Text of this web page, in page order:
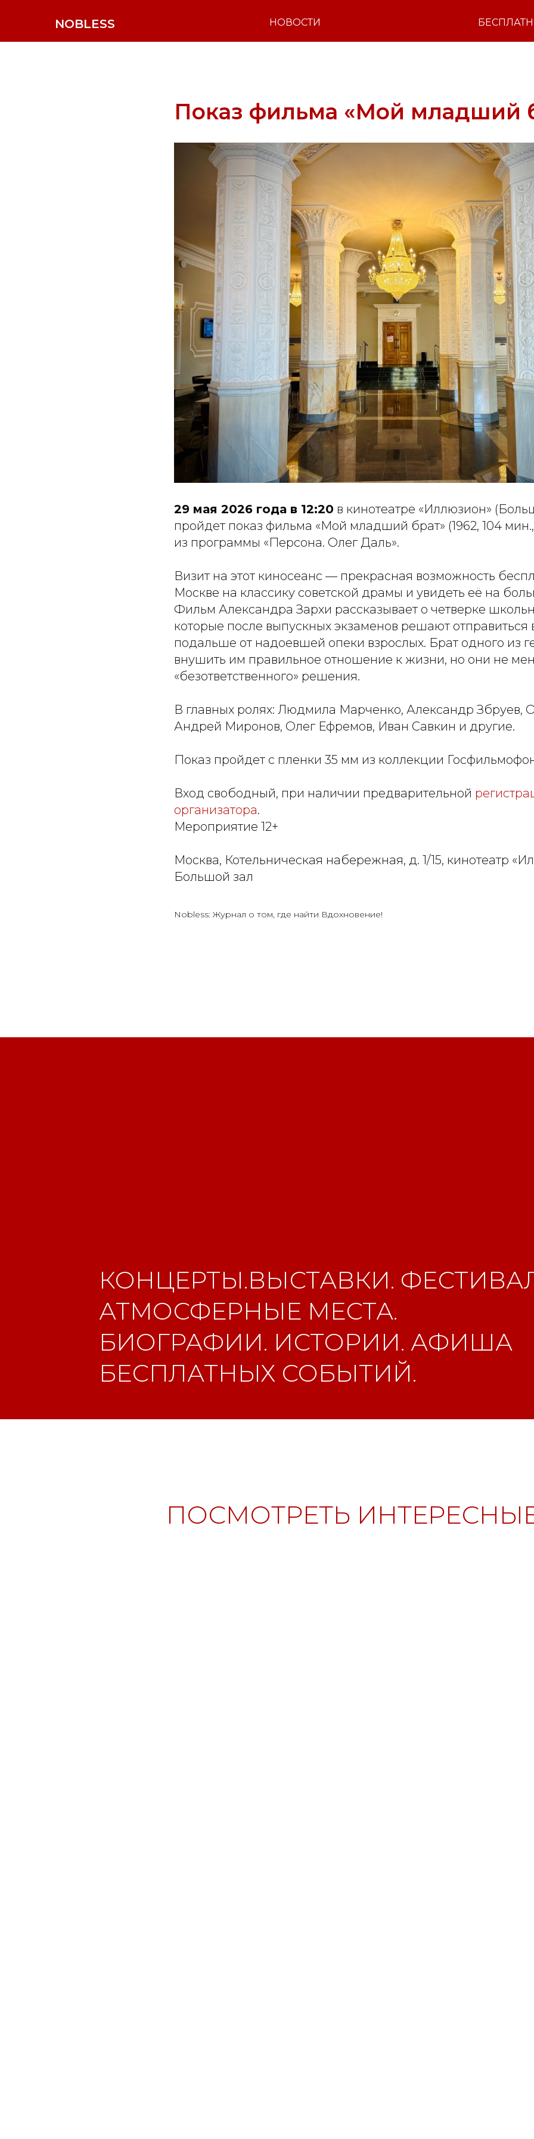
NOBLESS НОВОСТИ
Показ фильма «Мой младший
29 мая 2026 года в 12:20 в кинотеатре «Иллюзион»
пройдет показ фильма «Мой младший брат» (1962, 104
из программы «Персона. Олег Даль».
Визит на этот киносеанс — прекрасная возможность
Москве на классику советской драмы и увидеть её на
Фильм Александра Зархи рассказывает о четверке
которые после выпускных экзаменов решают отправиться
подальше от надоевшей опеки взрослых. Брат одного из
внушить им правильное отношение к жизни, но они не
«безответственного» решения.
В главных ролях: Людмила Марченко, Александр Збруев,
Андрей Миронов, Олег Ефремов, Иван Савкин и другие.
Показ пройдет с пленки 35 мм из коллекции
Вход свободный, при наличии предварительной
организатора.
Мероприятие 12+
Москва, Котельническая набережная, д. 1/15, кинотеатр
Большой зал
Nobless: Журнал о том, где найти Вдохновение!
КОНЦЕРТЫ.ВЫСТАВКИ.
АТМОСФЕРНЫЕ МЕСТА.
БИОГРАФИИ. ИСТОРИИ. АФИША
БЕСПЛАТНЫХ СОБЫТИЙ.
ПОСМОТРЕТЬ